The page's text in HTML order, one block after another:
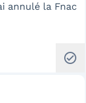
annulé la Fnac
check_circle